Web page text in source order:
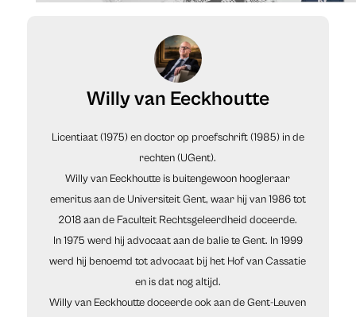
Willy van Eeckhoutte
Licentiaat (1975) en doctor op proefschrift (1985) in de
rechten (UGent).
Willy van Eeckhoutte is buitengewoon hoogleraar
emeritus aan de Universiteit Gent, waar hij van 1986 tot
2018 aan de Faculteit Rechtsgeleerdheid doceerde.
In 1975 werd hij advocaat aan de balie te Gent. In 1999
werd hij benoemd tot advocaat bij het Hof van Cassatie
en is dat nog altijd.
Willy van Eeckhoutte doceerde ook aan de Gent-Leuven